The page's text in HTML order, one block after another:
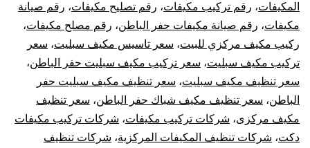
المكيفات، رقم تركيب مكيفات، رقم تصليح مكيفات، رقم صيانة
مكيفات، رقم صيانة مكيفات حفر الباطن، رقم مصلح مكيفات،
ركيب مكيف مركزي للبيت، سعر تاسيس مكيف سبليت، سعر
تركيب مكيف سبليت، سعر تركيب مكيف سبليت حفر الباطن،
سعر تنظيف مكيف سبليت، سعر تنظيف مكيف سبليت حفر
الباطن، سعر تنظيف مكيف شباك حفر الباطن، سعر تنظيف
مكيف مركزى، شركات تركيب مكيفات، شركات تركيب مكيفات
دكت، شركات تنظيف المكيفات المركزية، شركات تنظيف